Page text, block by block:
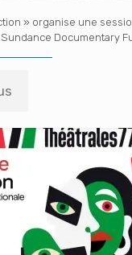
» organise une
Documentary